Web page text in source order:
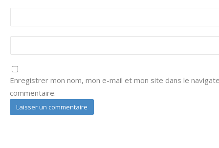
Enregistrer mon nom, mon e-mail et mon site dans le
commentaire.